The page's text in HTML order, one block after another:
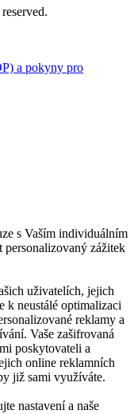
a pokyny pro
s Vaším individuálním
personalizovaný zážitek
uživatelích, jejich
k neustálé optimalizaci
reklamy a
Vaše zašifrovaná
poskytovateli a
online reklamních
již sami využíváte.
nastavení a naše